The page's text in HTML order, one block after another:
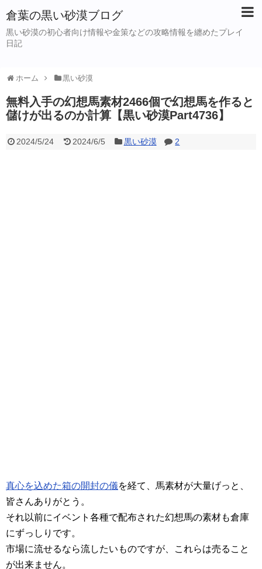
倉葉の黒い砂漠ブログ
黒い砂漠の初心者向け情報や金策などの攻略情報を纏めたプレイ
日記
ホーム 黒い砂漠
無料入手の幻想馬素材2466個で幻想馬を作ると
儲けが出るのか計算【黒い砂漠Part4736】
2024/5/24 2024/6/5 黒い砂漠 2
真心を込めた箱の開封の儀を経て、馬素材が大量げっと、
皆さんありがとう。
それ以前にイベント各種で配布された幻想馬の素材も倉庫
にずっしりです。
市場に流せるなら流したいものですが、これらは売ること
が出来ません。